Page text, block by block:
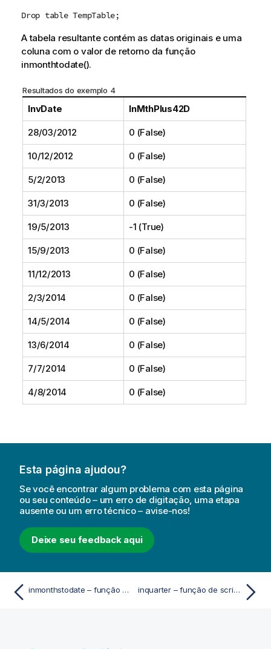
Drop table TempTable;
A tabela resultante contém as datas originais e uma
coluna com o valor de retorno da função
inmonthtodate().
Resultados do exemplo 4
InvDate InMthPlus42D
28/03/2012 0 (False)
10/12/2012 0 (False)
5/2/2013 0 (False)
31/3/2013 0 (False)
19/5/2013 -1 (True)
15/9/2013 0 (False)
11/12/2013 0 (False)
2/3/2014 0 (False)
14/5/2014 0 (False)
13/6/2014 0 (False)
7/7/2014 0 (False)
4/8/2014 0 (False)
Esta página ajudou?
Se você encontrar algum problema com esta página
ou seu conteúdo – um erro de digitação, uma etapa
ausente ou um erro técnico – avise-nos!
Deixe seu feedback aqui
inmonthstodate – função de script e gráfico inquarter – função de script e gráfico